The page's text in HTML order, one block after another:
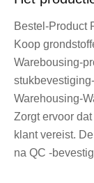
Bestel-Product
Koop
Warebousing-
Warehousing-
Zorgt ervoor
klant vereist.
na QC -